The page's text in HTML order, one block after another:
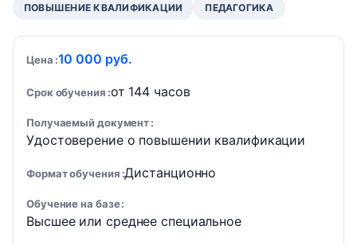
ПОВЫШЕНИЕ КВАЛИФИКАЦИИ ПЕДАГОГИКА
Цена 10 000 руб.
Срок обучения от 144 часов
Получаемый документ
Удостоверение о повышении квалификации
Формат обучения Дистанционно
Обучение на базе
Высшее или среднее специальное